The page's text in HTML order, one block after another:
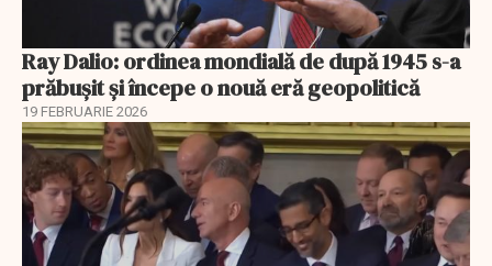
Ray Dalio: ordinea mondială de după 1945 s-a
prăbușit și începe o nouă eră geopolitică
19 FEBRUARIE 2026